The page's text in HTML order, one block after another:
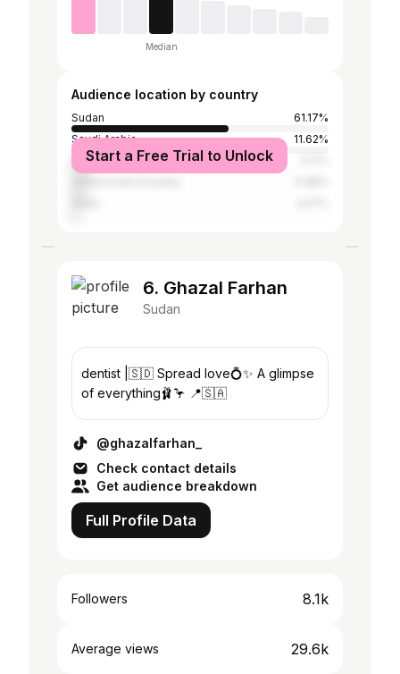
Median
Audience location by country
Sudan
61.17%
Saudi Arabia
11.62%
Egypt
Start a Free Trial to Unlock
6. Ghazal Farhan
Sudan
dentist |🇸🇩 Spread love💍✨ A glimpse
of everything🩰🦩 📍🇸🇦
@ghazalfarhan_
Check contact details
Get audience breakdown
Full Profile Data
Followers 8.1k
Average views 29.6k